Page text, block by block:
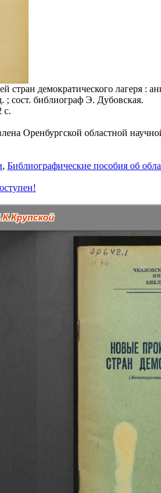
стран демократического лагеря :
; сост. библиограф Э. Дубовская.
с.
Оренбургской областной
, Библиографические пособия об